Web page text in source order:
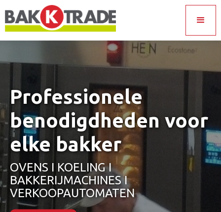
Professionele
benodigdheden voor
elke bakker
OVENS I KOELING I
BAKKERIJMACHINES I
VERKOOPAUTOMATEN